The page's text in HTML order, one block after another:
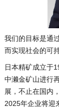
我们的目标是通
而实现社会的可
日本精矿成立于
中濑金矿山进行
展，不止在国内
2025年企业将迎